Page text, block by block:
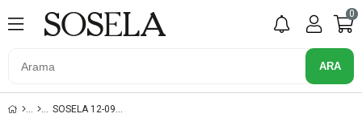
0
SOSELA 12-0915 LACIVERT